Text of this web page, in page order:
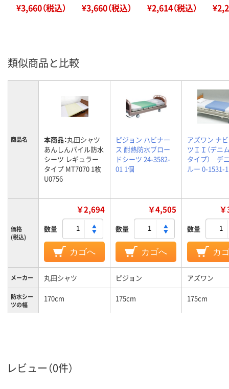
¥3,660（税込） ¥3,660（税込） ¥2,614（税込）
類似商品と比較
商品名 本商品：丸田シャツ
あんしんパイル防水
シーツ レギュラー
タイプ MT7070 1枚
U0756
ピジョン ハビナー
ス 耐熱防水ブロー
ドシーツ 24-3582-
01 1個
アズワン ナ
ツＩＩ（デニ
タイプ） デ
ルー 0-1531-
価格
(税込)
￥2,694
数量
カゴへ
￥4,505
数量
カゴへ
数量
カ
メーカー 丸田シャツ ピジョン アズワン
防水シー
ツの幅
170cm 175cm 175cm
レビュー（0件）